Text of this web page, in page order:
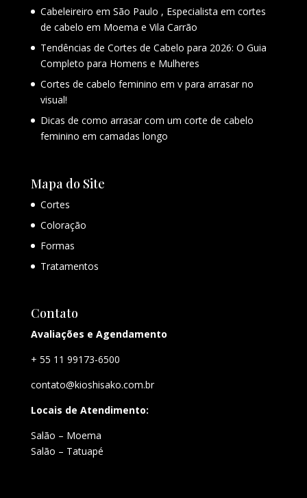
Cabeleireiro em São Paulo , Especialista em cortes
de cabelo em Moema e Vila Carrão
Tendências de Cortes de Cabelo para 2026: O Guia
Completo para Homens e Mulheres
Cortes de cabelo feminino em v para arrasar no
visual!
Dicas de como arrasar com um corte de cabelo
feminino em camadas longo
Mapa do Site
Cortes
Coloração
Formas
Tratamentos
Contato
Avaliações e Agendamento
+ 55 11 99173-6500
contato@kioshisako.com.br
Locais de Atendimento:
Salão – Moema
Salão – Tatuapé